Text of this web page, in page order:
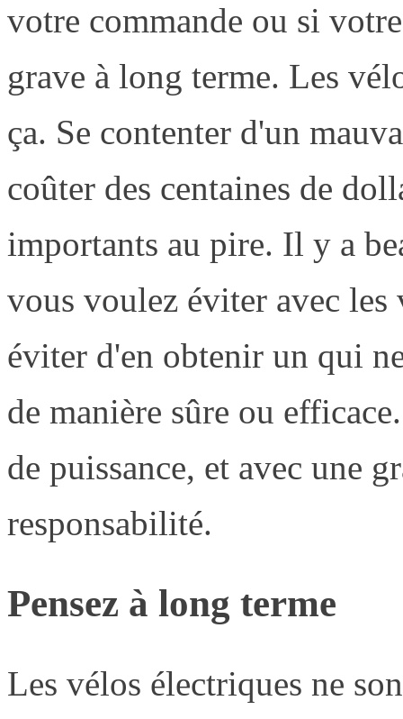
votre commande ou si
grave à long terme. Les
ça. Se contenter d'un
coûter des centaines de
importants au pire. Il y a
vous voulez éviter avec
éviter d'en obtenir un qui
de manière sûre ou
de puissance, et avec une
responsabilité.
Pensez à long terme
Les vélos électriques ne